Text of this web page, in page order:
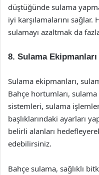
düştüğünde sulama
iyi karşılamalarını
sulamayı azaltmak da
8. Sulama Ekipmanları
Sulama ekipmanları,
Bahçe hortumları,
sistemleri, sulama
başlıklarındaki ayarları
belirli alanları
edebilirsiniz.
Bahçe sulama, sağlıklı